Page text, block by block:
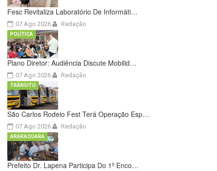
Fesc Revitaliza Laboratório De Informáti…
07 Ago 2026 Redação
Plano Diretor: Audiência Discute Mobilid…
07 Ago 2026
POLÍTICA
Redação
São Carlos Rodeio Fest Terá Operação Esp…
07 Ago 2026
TRÂNSITO
Redação
Prefeito Dr. Lapena Participa Do 1º Enco…
ARARAQUARA